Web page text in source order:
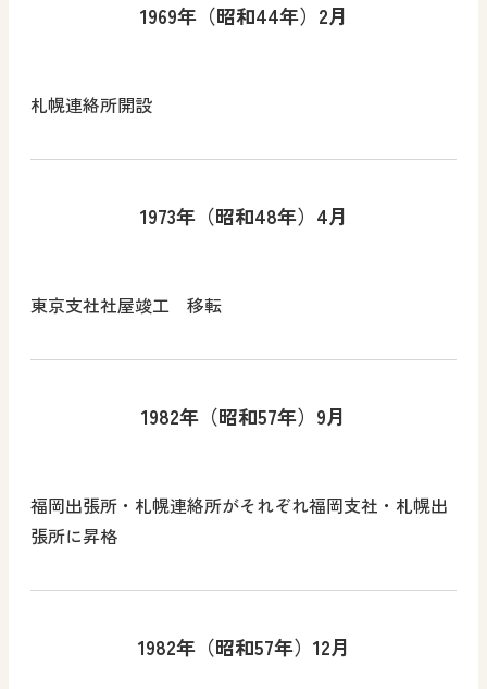
1969年（昭和44年）2月
札幌連絡所開設
1973年（昭和48年）4月
東京支社社屋竣工 移転
1982年（昭和57年）9月
福岡出張所・札幌連絡所がそれぞれ福岡支社・札幌出
張所に昇格
1982年（昭和57年）12月